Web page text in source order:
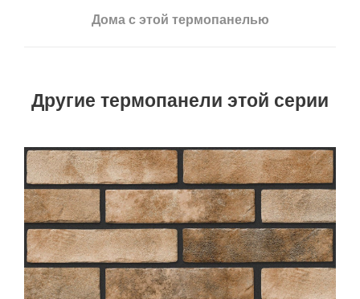
Дома с этой термопанелью
Другие термопанели этой серии